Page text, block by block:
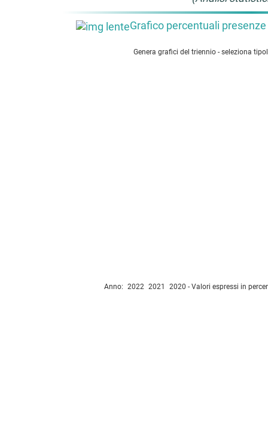
Grafico percentuali
Genera grafici del triennio - seleziona
Anno: 2022 2021 2020 - Valori espressi in